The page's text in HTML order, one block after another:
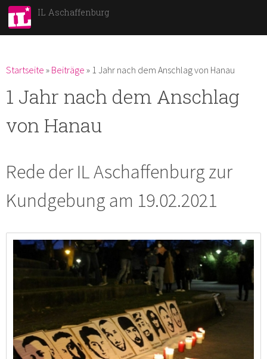
Direkt
Inhalt
IL Aschaffenburg
Du bist hier
Startseite » Beiträge » 1 Jahr nach dem Anschlag von Hanau
1 Jahr nach dem Anschlag
von Hanau
Rede der IL Aschaffenburg zur
Kundgebung am 19.02.2021